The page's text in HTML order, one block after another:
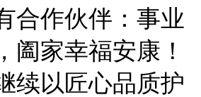
合作伙伴：事业
阖家幸福安康！
续以匠心品质护